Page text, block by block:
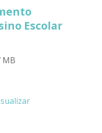
Escolar
MB